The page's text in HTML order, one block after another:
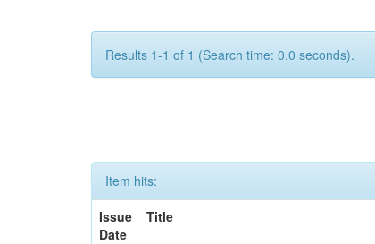
Results 1-1 of 1 (Search time: 0.0 seconds).
Item hits:
Issue
Date
Title